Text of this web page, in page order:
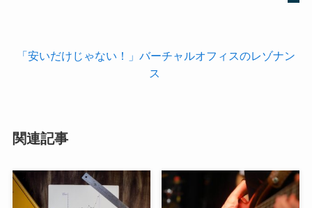
「安いだけじゃない！」バーチャルオフィスのレゾナン
ス
関連記事